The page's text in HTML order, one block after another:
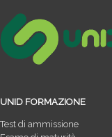
UNID FORMAZIONE
Test di ammissione